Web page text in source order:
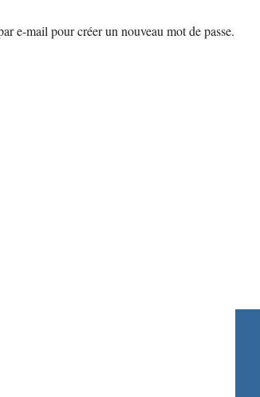
e-mail pour créer un nouveau mot de passe.